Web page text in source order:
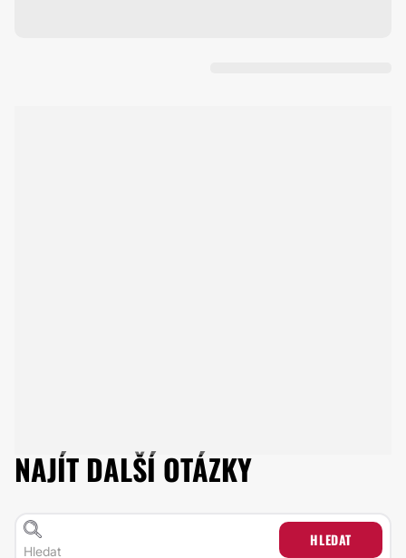
NAJÍT DALŠÍ OTÁZKY
HLEDAT